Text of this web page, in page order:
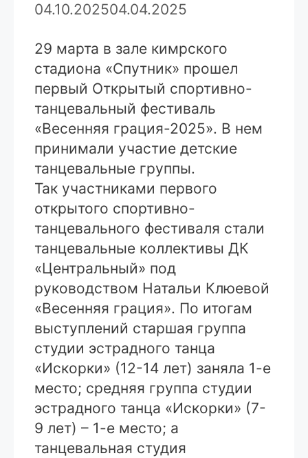
04.10.202504.04.2025
29 марта в зале кимрского
стадиона «Спутник» прошел
первый Открытый спортивно-
танцевальный фестиваль
«Весенняя грация-2025». В нем
принимали участие детские
танцевальные группы.
Так участниками первого
открытого спортивно-
танцевального фестиваля стали
танцевальные коллективы ДК
«Центральный» под
руководством Натальи Клюевой
«Весенняя грация». По итогам
выступлений старшая группа
студии эстрадного танца
«Искорки» (12-14 лет) заняла 1-е
место; средняя группа студии
эстрадного танца «Искорки» (7-
9 лет) – 1-е место; а
танцевальная студия